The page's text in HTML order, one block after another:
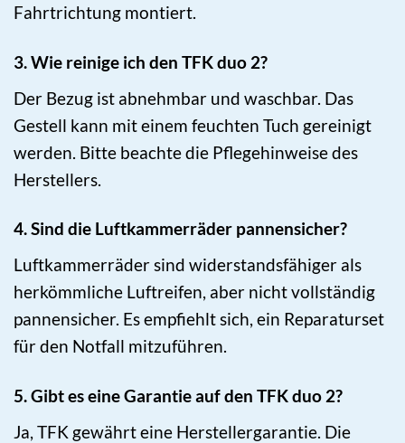
Fahrtrichtung montiert.
3. Wie reinige ich den TFK duo 2?
Der Bezug ist abnehmbar und waschbar. Das
Gestell kann mit einem feuchten Tuch gereinigt
werden. Bitte beachte die Pflegehinweise des
Herstellers.
4. Sind die Luftkammerräder pannensicher?
Luftkammerräder sind widerstandsfähiger als
herkömmliche Luftreifen, aber nicht vollständig
pannensicher. Es empfiehlt sich, ein Reparaturset
für den Notfall mitzuführen.
5. Gibt es eine Garantie auf den TFK duo 2?
Ja, TFK gewährt eine Herstellergarantie. Die